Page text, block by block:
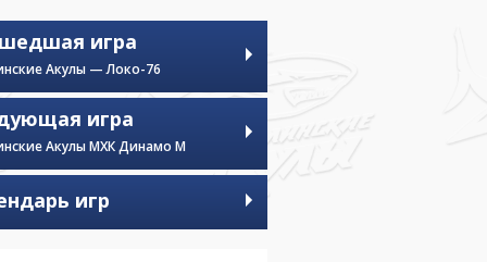
игра
Акулы — Локо-76
игра
Акулы МХК Динамо М
игр